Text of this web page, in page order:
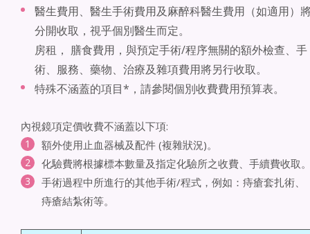
醫生費用、醫生手術費用及麻醉科醫生費用（如適用）
分開收取，視乎個別醫生而定。
房租， 膳食費用，與預定手術/程序無關的額外檢查、手
術、服務、藥物、治療及雜項費用將另行收取。
特殊不涵蓋的項目*，請參閱個別收費費用預算表。
內視鏡項定價收費不涵蓋以下項:
額外使用止血器械及配件 (複雜狀況)。
化驗費將根據標本數量及指定化驗所之收費、手續費收取
手術過程中所進行的其他手術/程式，例如：痔瘡套扎術、
痔瘡結紮術等。